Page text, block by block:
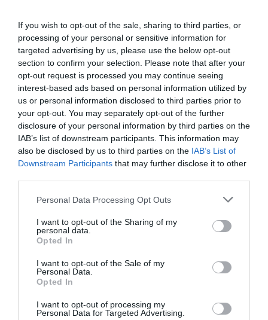
If you wish to opt-out of the sale, sharing to third parties, or
processing of your personal or sensitive information for
targeted advertising by us, please use the below opt-out
section to confirm your selection. Please note that after your
opt-out request is processed you may continue seeing
interest-based ads based on personal information utilized by
us or personal information disclosed to third parties prior to
your opt-out. You may separately opt-out of the further
disclosure of your personal information by third parties on the
IAB’s list of downstream participants. This information may
also be disclosed by us to third parties on the IAB’s List of
Downstream Participants that may further disclose it to other
Personal Data Processing Opt Outs
I want to opt-out of the Sharing of my
personal data.
Opted In
I want to opt-out of the Sale of my
Personal Data.
Opted In
I want to opt-out of processing my
Personal Data for Targeted Advertising.
Índex2P
(Aeip) son Universo Mujer o el programa de
preparación de los deportistas españoles para los
Juegos de París 2024. Asimismo, también cuentan con
exenciones fiscales la Davis Cup, los actos
del centenario de la Real Federación de Hockey (Rfeh),
con duración hasta 2024, el 60 aniversario del Rally
Blendio Princesa de Asturias, el Andalucía Valderrama
Masters.
2Playbook
como fuente preferida de Google
de forma gratuita
Mantente informado con las últimas noticias de actualidad.
ACTIVAR AHORA